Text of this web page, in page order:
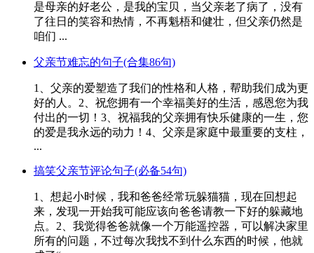
是母亲的好老公，是我的宝贝，当父亲老了病了，没有
了往日的笑容和热情，不再魁梧和健壮，但父亲仍然是
咱们 ...
父亲节难忘的句子(合集86句)
1、父亲的爱塑造了我们的性格和人格，帮助我们成为更
好的人。2、祝您拥有一个幸福美好的生活，感恩您为我
付出的一切！3、祝福我的父亲拥有快乐健康的一生，您
的爱是我永远的动力！4、父亲是家庭中最重要的支柱，
...
搞笑父亲节评论句子(必备54句)
1、想起小时候，我和爸爸经常玩躲猫猫，现在回想起
来，发现一开始我可能应该向爸爸请教一下好的躲藏地
点。2、我觉得爸爸就像一个万能遥控器，可以解决家里
所有的问题，不过每次我找不到什么东西的时候，他就